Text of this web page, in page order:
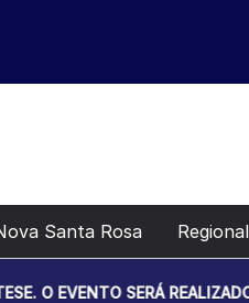
Santa Rosa Regional
SERÁ REALIZADO NO